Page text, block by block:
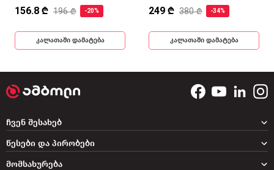
156.8 ₾ 196 ₾ -20%
კალათაში დამატება
249 ₾ 380 ₾ -34%
კალათაში დამატება
ჩვენ შესახებ
წესები და პირობები
მომსახურება